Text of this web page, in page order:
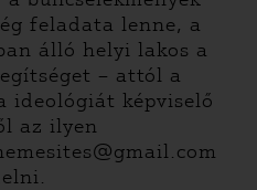
feladata lenne, a
álló helyi lakos a
– attól a
ideológiát képviselő
az ilyen